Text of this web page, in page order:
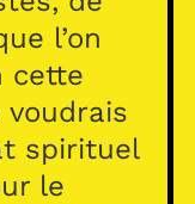
l’on
cette
spirituel
le